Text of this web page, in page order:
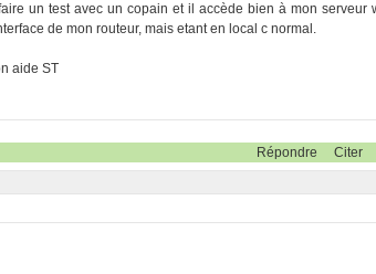
un test avec un copain et il accède bien à mon
de mon routeur, mais etant en local c normal.
aide ST
Répondre Citer